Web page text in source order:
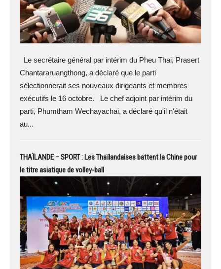
Le secrétaire général par intérim du Pheu Thai, Prasert
Chantararuangthong, a déclaré que le parti
sélectionnerait ses nouveaux dirigeants et membres
exécutifs le 16 octobre. Le chef adjoint par intérim du
parti, Phumtham Wechayachai, a déclaré qu'il n'était
au...
THAÏLANDE – SPORT : Les Thaïlandaises battent la Chine pour
le titre asiatique de volley-ball